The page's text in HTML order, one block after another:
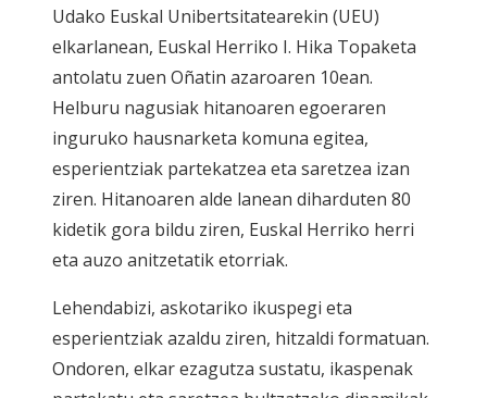
Udako Euskal Unibertsitatearekin (UEU)
elkarlanean, Euskal Herriko I. Hika Topaketa
antolatu zuen Oñatin azaroaren 10ean.
Helburu nagusiak hitanoaren egoeraren
inguruko hausnarketa komuna egitea,
esperientziak partekatzea eta saretzea izan
ziren. Hitanoaren alde lanean diharduten 80
kidetik gora bildu ziren, Euskal Herriko herri
eta auzo anitzetatik etorriak.
Lehendabizi, askotariko ikuspegi eta
esperientziak azaldu ziren, hitzaldi formatuan.
Ondoren, elkar ezagutza sustatu, ikaspenak